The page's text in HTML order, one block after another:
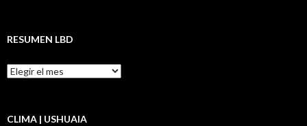
RESUMEN LBD
Resumen
LBD
CLIMA | USHUAIA